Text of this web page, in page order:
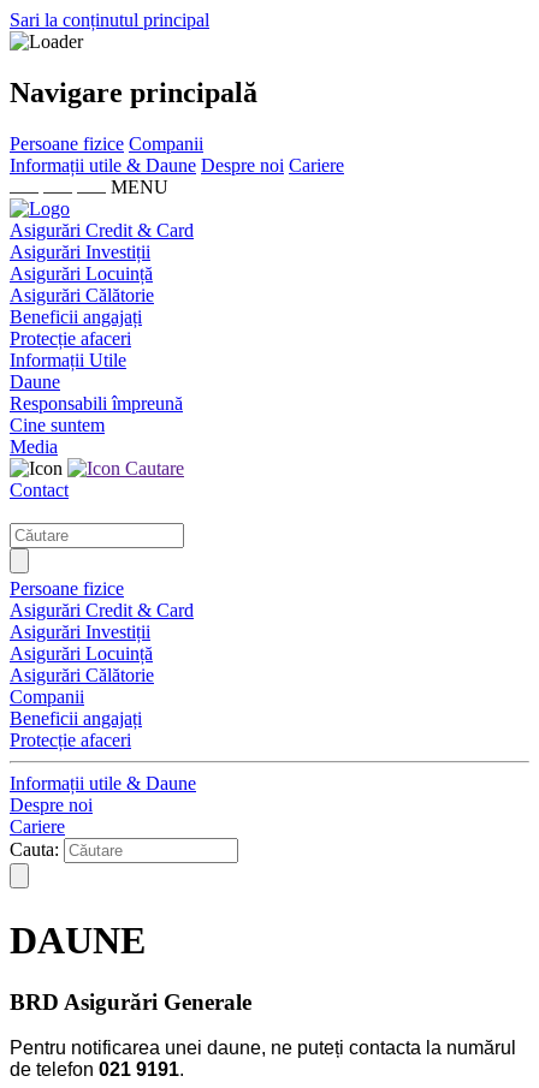
Sari la conținutul principal
Navigare principală
Persoane fizice Companii
Informații utile & Daune Despre noi Cariere
MENU
Asigurări Credit & Card
Asigurări Investiții
Asigurări Locuință
Asigurări Călătorie
Beneficii angajați
Protecție afaceri
Informații Utile
Daune
Responsabili împreună
Cine suntem
Media
Cautare
Contact
Persoane fizice
Asigurări Credit & Card
Asigurări Investiții
Asigurări Locuință
Asigurări Călătorie
Companii
Beneficii angajați
Protecție afaceri
Informații utile & Daune
Despre noi
Cariere
Cauta:
DAUNE
BRD Asigurări Generale
Pentru notificarea unei daune, ne puteți contacta la numărul
de telefon 021 9191.